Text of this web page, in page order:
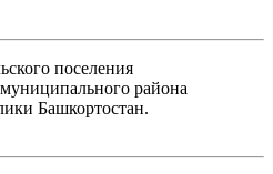
поселения
района
Башкортостан.